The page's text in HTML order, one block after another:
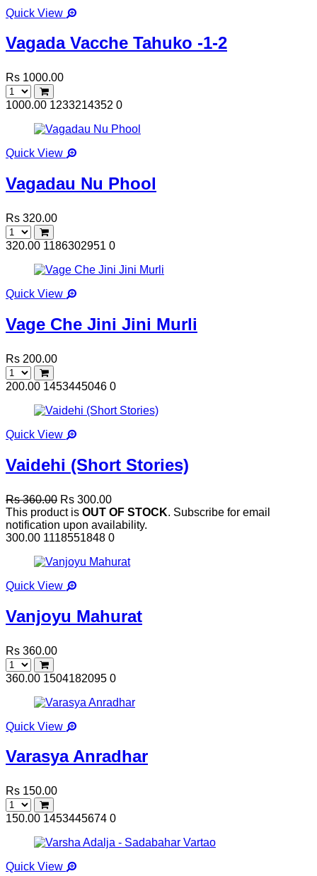
Quick View
Vagada Vacche Tahuko -1-2
Rs 1000.00
1000.00 1233214352 0
Quick View
Vagadau Nu Phool
Rs 320.00
320.00 1186302951 0
Quick View
Vage Che Jini Jini Murli
Rs 200.00
200.00 1453445046 0
Quick View
Vaidehi (Short Stories)
Rs 360.00 Rs 300.00
This product is OUT OF STOCK. Subscribe for email
notification upon availability.
300.00 1118551848 0
Quick View
Vanjoyu Mahurat
Rs 360.00
360.00 1504182095 0
Quick View
Varasya Anradhar
Rs 150.00
150.00 1453445674 0
Quick View